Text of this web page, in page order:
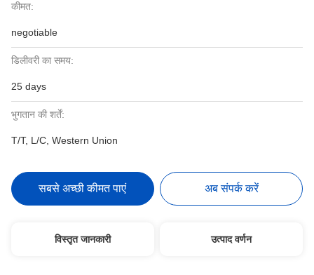
कीमत:
negotiable
डिलीवरी का समय:
25 days
भुगतान की शर्तें:
T/T, L/C, Western Union
सबसे अच्छी कीमत पाएं अब संपर्क करें
विस्तृत जानकारी उत्पाद वर्णन